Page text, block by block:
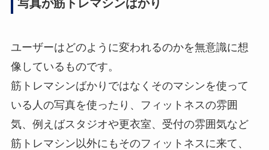
写真が筋トレマシンばかり
ユーザーはどのように変われるのかを無意識に想
像しているものです。
筋トレマシンばかりではなくそのマシンを使って
いる人の写真を使ったり、フィットネスの雰囲
気、例えばスタジオや更衣室、受付の雰囲気など
筋トレマシン以外にもそのフィットネスに来て、